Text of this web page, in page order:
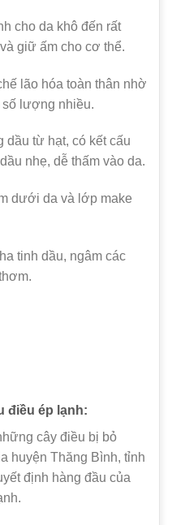
cho da khô đến rất
giữ ấm cho cơ thể.
lão hóa toàn thân nhờ
số lượng nhiều.
dầu từ hạt, có kết cấu
nhẹ, dễ thấm vào da.
dưới da và lớp make
tinh dầu, ngâm các
điều ép lạnh:
cây điều bị bỏ
huyện Thăng Bình, tỉnh
định hàng đầu của